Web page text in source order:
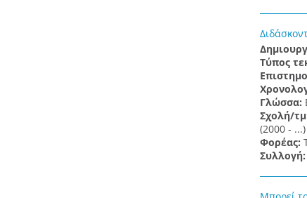
Τύπος
Γλώσσα:
Σχολή/
(2000 - ...)
Φορέας:
Συλλογή: